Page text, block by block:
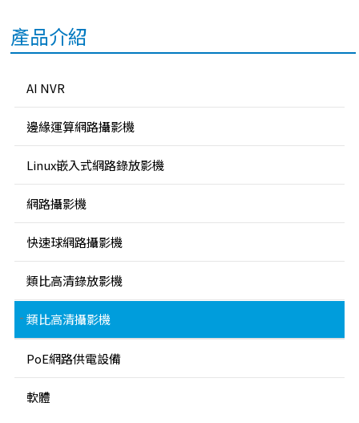
產品介紹
AI NVR
邊緣運算網路攝影機
Linux嵌入式網路錄放影機
網路攝影機
快速球網路攝影機
類比高清錄放影機
類比高清攝影機
PoE網路供電設備
軟體